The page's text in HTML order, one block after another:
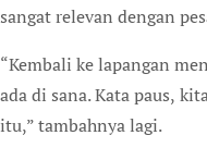
sangat relevan dengan
“Kembali ke lapangan
ada di sana. Kata paus,
itu,” tambahnya lagi.